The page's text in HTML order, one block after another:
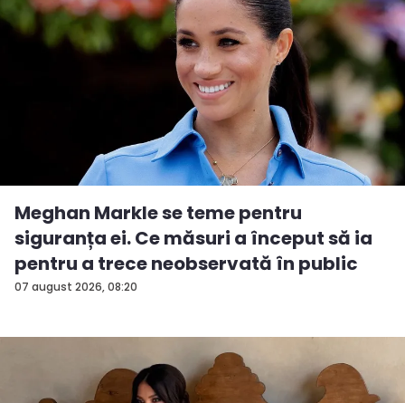
07 august 2026, 08:20
Meghan Markle se teme pentru
siguranța ei. Ce măsuri a început să ia
pentru a trece neobservată în public